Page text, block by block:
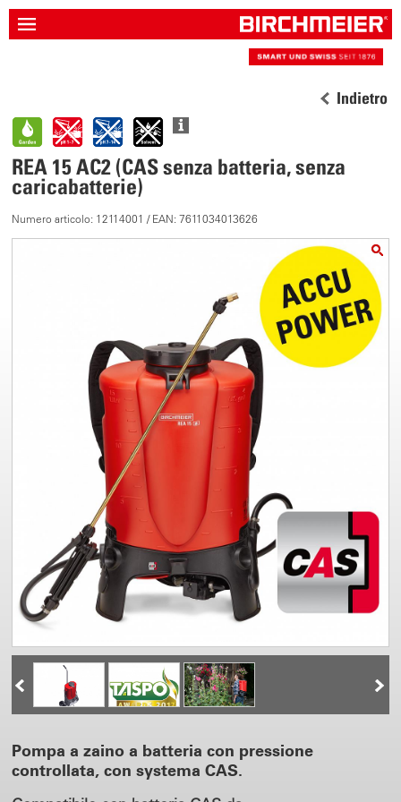
Indietro
REA 15 AC2 (CAS senza batteria, senza
caricabatterie)
Numero articolo: 12114001 / EAN: 7611034013626
Pompa a zaino a batteria con pressione
controllata, con systema CAS.